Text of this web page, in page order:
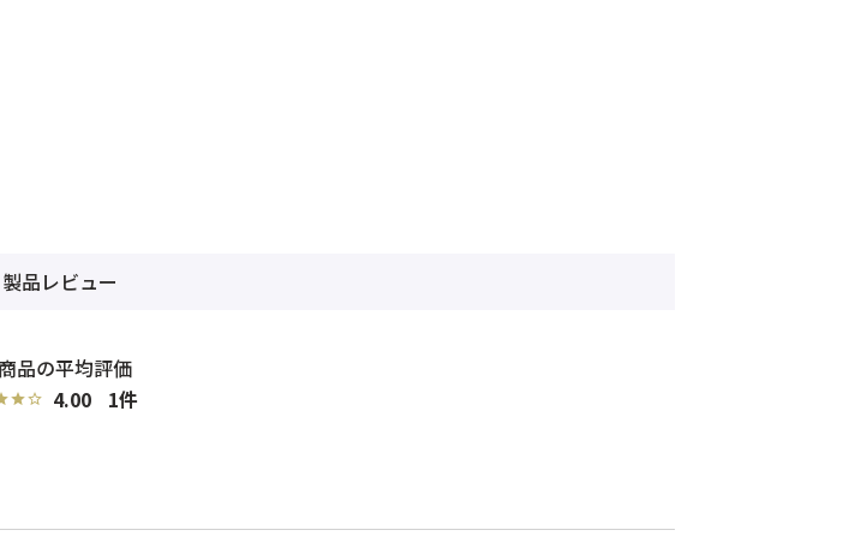
製品レビュー
4.00 1